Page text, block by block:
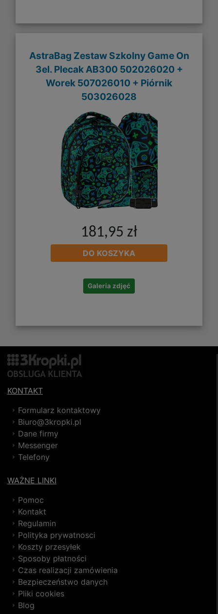
AstraBag Zestaw Szkolny Game On
3el. Plecak AB300 502026020 +
Worek 507026010 + Piórnik
503026028
181,95 zł
DO KOSZYKA
Galeria zdjęć
KONTAKT
Formularz kontaktowy
Biuro@3kropki.pl
Dane firmy
Messenger
Telefony
WAŻNE LINKI
Pomoc
Kontakt
Regulamin
Polityka prywatnosci
Koszty przesyłek
Sposoby płatności
Czas realizacji zamówienia
Bezpieczeństwo danych
Pliki cookies
Blog